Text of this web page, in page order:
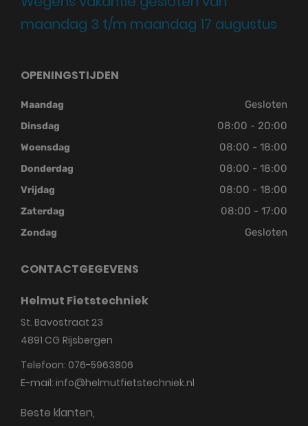
maandag 3 t/m maandag 17 augustus
OPENINGSTIJDEN
Maandag Gesloten
Dinsdag 08:00 - 20:00
Woensdag 08:00 - 18:00
Donderdag 08:00 - 18:00
Vrijdag 08:00 - 18:00
Zaterdag 08:00 - 17:00
Zondag Gesloten
CONTACTGEGEVENS
Helmut Fietstechniek
St. Bavostraat 23
4891 CG Rijsbergen
Telefoon: 076-5963806
E-mail: info@helmutfietstechniek.nl
Beste klanten,